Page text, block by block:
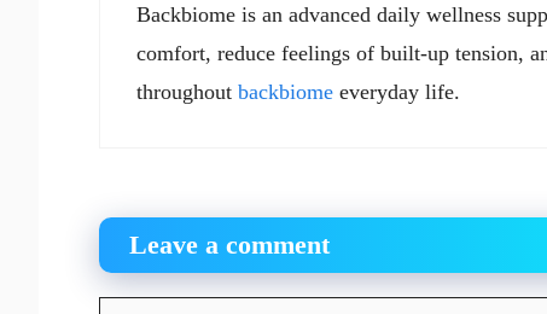
Backbiome is an advanced daily wellness
comfort, reduce feelings of built-up tension,
throughout backbiome everyday life.
Leave a comment